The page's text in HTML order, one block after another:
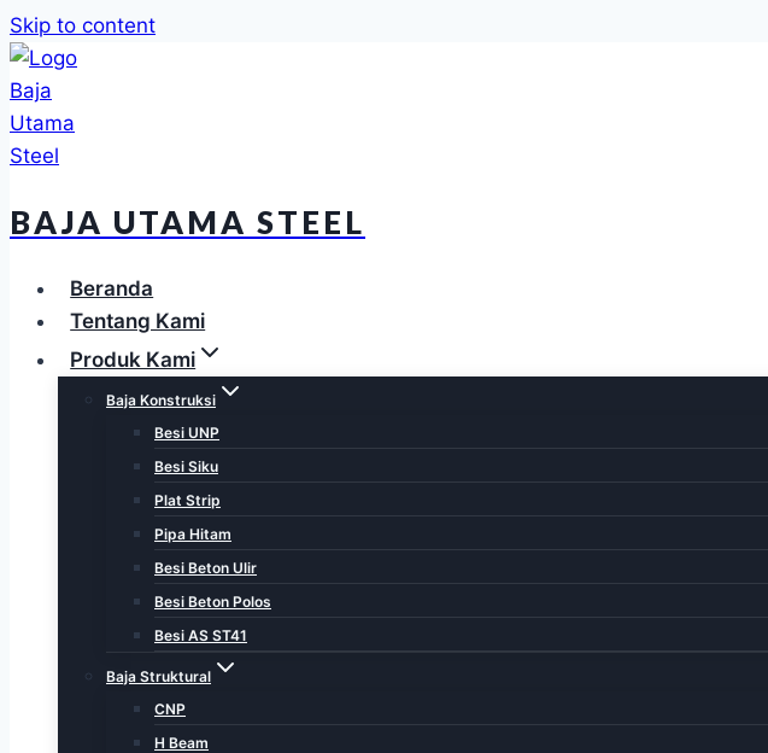
Skip to content
BAJA UTAMA STEEL
Beranda
Tentang Kami
Produk Kami
Baja Konstruksi
Besi UNP
Besi Siku
Plat Strip
Pipa Hitam
Besi Beton Ulir
Besi Beton Polos
Besi AS ST41
Baja Struktural
CNP
H Beam